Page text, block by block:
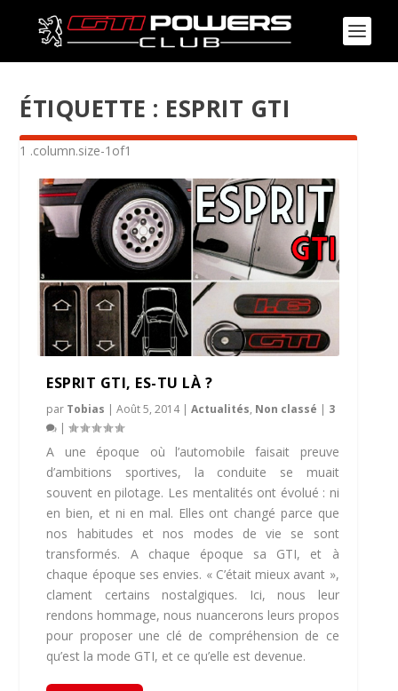
ÉTIQUETTE : ESPRIT GTI
ESPRIT GTI, ES-TU LÀ ?
par Tobias |Août 5, 2014|Actualités, Non classé | 3
|
A une époque où l’automobile faisait preuve
d’ambitions sportives, la conduite se muait
souvent en pilotage. Les mentalités ont évolué : ni
en bien, et ni en mal. Elles ont changé parce que
nos habitudes et nos modes de vie se sont
transformés. A chaque époque sa GTI, et à
chaque époque ses envies. « C’était mieux avant »,
clament certains nostalgiques. Ici, nous leur
rendons hommage, nous nuancerons leurs propos
pour proposer une clé de compréhension de ce
qu’est la mode GTI, et ce qu’elle est devenue.